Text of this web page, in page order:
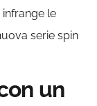
infrange le
serie spin
un